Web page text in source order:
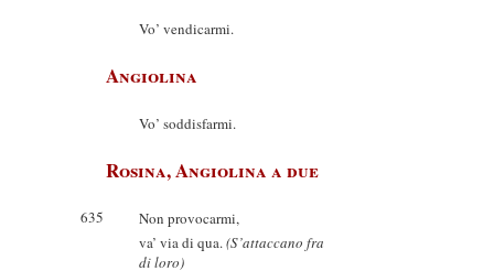
Vo’ vendicarmi.
Angiolina
Vo’ soddisfarmi.
Rosina, Angiolina a due
635
Non provocarmi,
va’ via di qua.(S’attaccano fra
di loro)